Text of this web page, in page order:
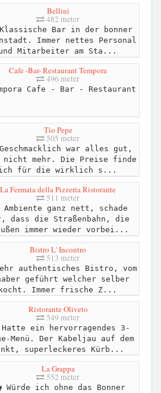
Bellini
482 meter
Bar in der bonner
Immer nettes Personal
Mitarbeiter am Sta...
Cafe -Bar- Restaurant Tempora
496 meter
Cafe - Bar - Restaurant
Tio Pepe
505 meter
war alles gut,
nicht mehr. Die Preise finde
für die wirklich s...
La Fermata della Pizzeria Ristorante
511 meter
ganz nett, schade
dass die Straßenbahn, die
immer wieder vorbei...
Bistro L' Incontro
513 meter
authentisches Bistro, vom
geführt welcher selber
kocht. Immer frische Z...
Ristorante Oliveto
549 meter
ein hervorragendes 3-
Menü. Der Kabeljau auf dem
superleckeres Kürb...
La Grappa
552 meter
Würde ich ohne das Bonner